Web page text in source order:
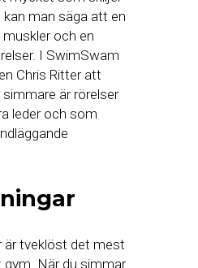
man säga att en
och en
I SwimSwam
Chris Ritter att
är rörelser
leder och som
är tveklöst det mest
gym. När du simmar